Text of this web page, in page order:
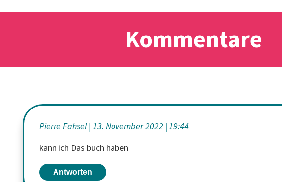
Kommentare
Pierre Fahsel 13. November 2022 19:44
kann ich Das buch haben
Antworten